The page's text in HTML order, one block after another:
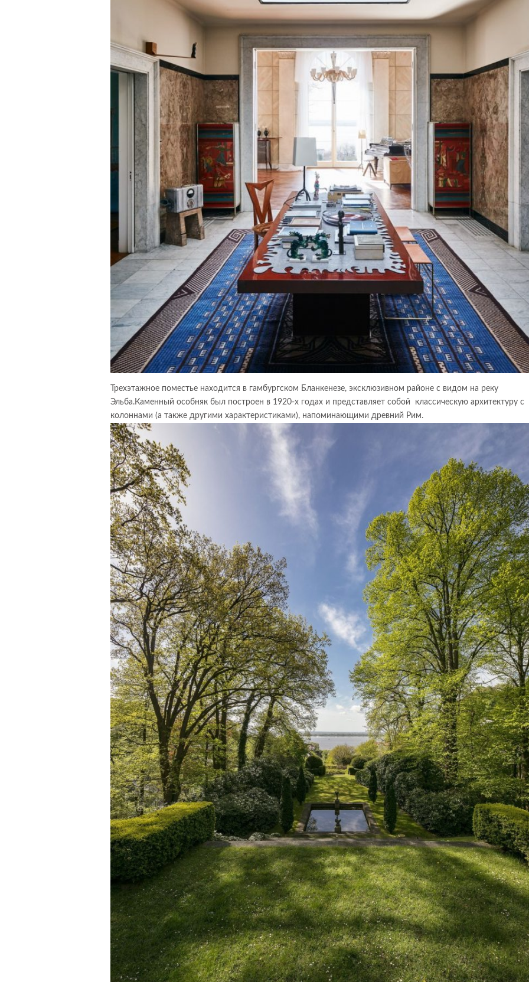
Трехэтажное поместье находится в гамбургском Бланкенезе, эксклюзивном районе с видом на реку
Эльба.Каменный особняк был построен в 1920-х годах и представляет собой классическую архитектуру с
колоннами (а также другими характеристиками), напоминающими древний Рим.